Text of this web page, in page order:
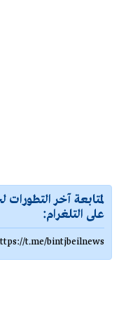
لمتابعة آخر
على التلغرام:
t.me/bintjbeilnews